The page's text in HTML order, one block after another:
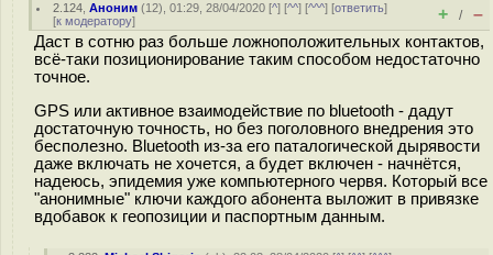
2.124 ,Аноним (12), 01:29, 28/04/2020 [^] [^^] [^^^] [ответить]
[к модератору] + / –
Даст в сотню раз больше ложноположительных контактов,
всё-таки позиционирование таким способом недостаточно
точное.
GPS или активное взаимодействие по bluetooth - дадут
достаточную точность, но без поголовного внедрения это
бесполезно. Bluetooth из-за его паталогической дырявости
даже включать не хочется, а будет включен - начнётся,
надеюсь, эпидемия уже компьютерного червя. Который все
"анонимные" ключи каждого абонента выложит в привязке
вдобавок к геопозиции и паспортным данным.